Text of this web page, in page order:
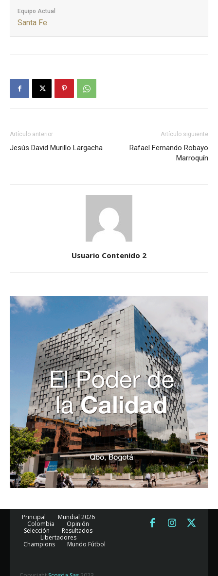
Equipo Actual
Santa Fe
Artículo anterior
Jesús David Murillo Largacha
Artículo siguiente
Rafael Fernando Robayo
Marroquín
Usuario Contenido 2
Principal
Mundial 2026
Colombia
Opinión
Selección
Resultados
Libertadores
Champions
Mundo Fútbol